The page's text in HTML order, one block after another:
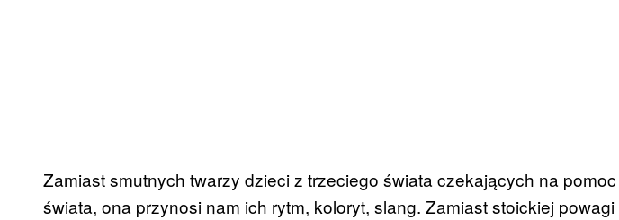
Zamiast smutnych twarzy dzieci z trzeciego świata czekających na
świata, ona przynosi nam ich rytm, koloryt, slang. Zamiast stoickiej powagi